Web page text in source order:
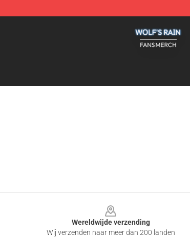
Wereldwijde verzending
Wij verzenden naar meer dan 200 landen